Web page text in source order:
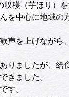
穫（芋ほり）を
を中心に地域の
声を上げながら
りましたが、給
きました。
す。